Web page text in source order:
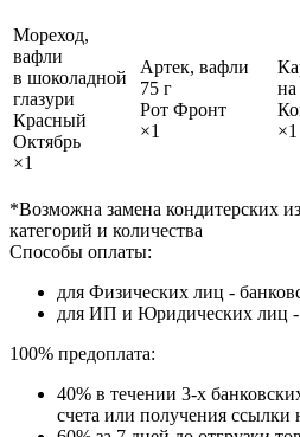
Мореход,
вафли
в шоколадной
глазури
Красный
Октябрь
×1
Артек, вафли
75 г
Рот Фронт
×1
на
×1
*Возможна замена кондитерских
категорий и количества
Способы оплаты:
для Физических лиц -
для ИП и Юридических лиц -
100% предоплата:
40% в течении 3-х
счета или получения ссылки